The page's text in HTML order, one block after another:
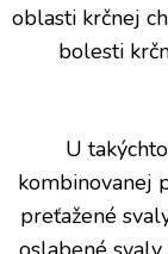
oblasti krčnej
bolesti
U
kombinovanej
preťažené